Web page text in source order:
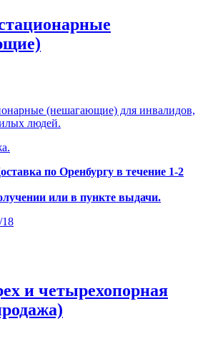
(нешагающие) для инвалидов,
людей.
по Оренбургу в течение 1-2
или в пункте выдачи.
и четырехопорная